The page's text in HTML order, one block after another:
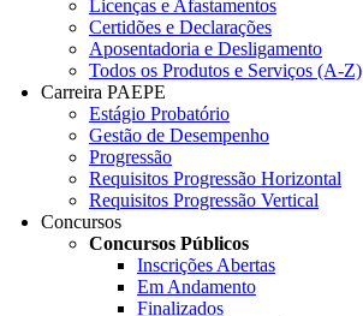
Licenças e Afastamentos
Certidões e Declarações
Aposentadoria e Desligamento
Todos os Produtos e Serviços (A-Z)
Carreira PAEPE
Estágio Probatório
Gestão de Desempenho
Progressão
Requisitos Progressão Horizontal
Requisitos Progressão Vertical
Concursos
Concursos Públicos
Inscrições Abertas
Em Andamento
Finalizados